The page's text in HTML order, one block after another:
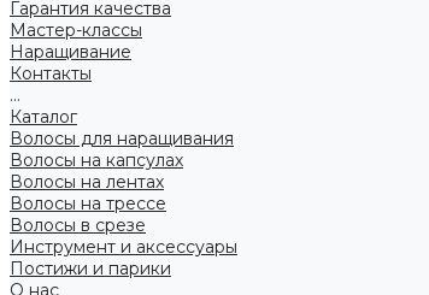
Гарантия качества
Мастер-классы
Наращивание
Контакты
...
Каталог
Волосы для наращивания
Волосы на капсулах
Волосы на лентах
Волосы на трессе
Волосы в срезе
Инструмент и аксессуары
Постижи и парики
О нас